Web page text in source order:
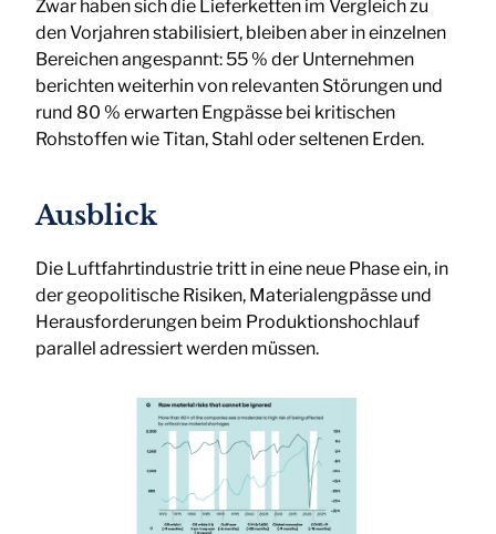
Zwar haben sich die Lieferketten im Vergleich zu
den Vorjahren stabilisiert, bleiben aber in einzelnen
Bereichen angespannt: 55 % der Unternehmen
berichten weiterhin von relevanten Störungen und
rund 80 % erwarten Engpässe bei kritischen
Rohstoffen wie Titan, Stahl oder seltenen Erden.
Ausblick
Die Luftfahrtindustrie tritt in eine neue Phase ein, in
der geopolitische Risiken, Materialengpässe und
Herausforderungen beim Produktionshochlauf
parallel adressiert werden müssen.